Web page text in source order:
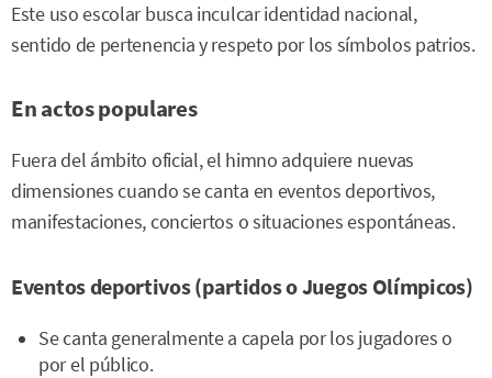
Este uso escolar busca inculcar identidad nacional,
sentido de pertenencia y respeto por los símbolos patrios.
En actos populares
Fuera del ámbito oficial, el himno adquiere nuevas
dimensiones cuando se canta en eventos deportivos,
manifestaciones, conciertos o situaciones espontáneas.
Eventos deportivos (partidos o Juegos Olímpicos)
Se canta generalmente a capela por los jugadores o
por el público.